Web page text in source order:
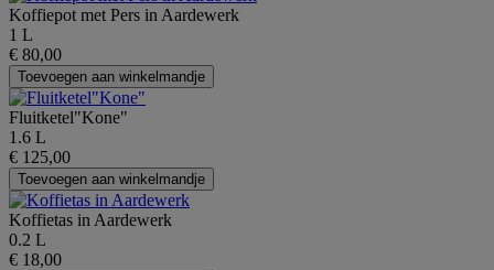
Koffiepot met Pers in Aardewerk
1 L
€ 80,00
Toevoegen aan winkelmandje
Fluitketel"Kone"
1.6 L
€ 125,00
Toevoegen aan winkelmandje
Koffietas in Aardewerk
0.2 L
€ 18,00